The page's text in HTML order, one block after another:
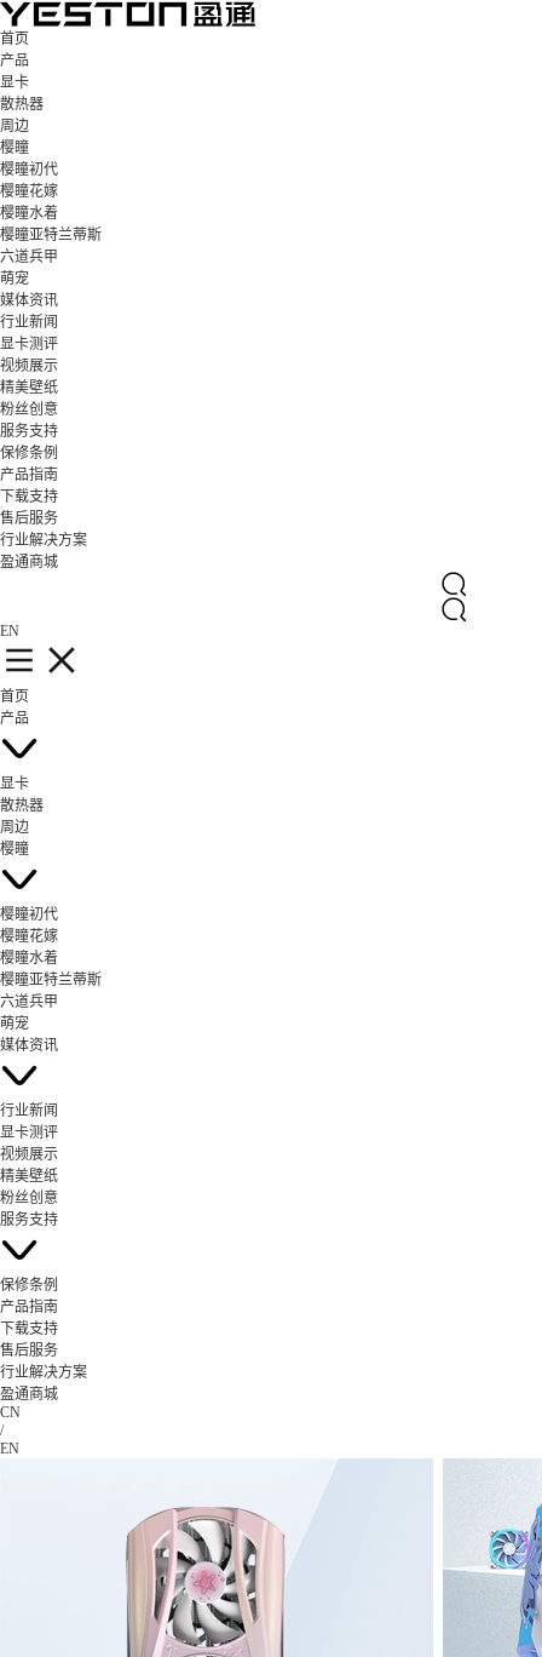
首页
产品
显卡
散热器
周边
樱瞳
樱瞳初代
樱瞳花嫁
樱瞳水着
樱瞳亚特兰蒂斯
六道兵甲
萌宠
媒体资讯
行业新闻
显卡测评
视频展示
精美壁纸
粉丝创意
服务支持
保修条例
产品指南
下载支持
售后服务
行业解决方案
盈通商城
EN
首页
产品
显卡
散热器
周边
樱瞳
樱瞳初代
樱瞳花嫁
樱瞳水着
樱瞳亚特兰蒂斯
六道兵甲
萌宠
媒体资讯
行业新闻
显卡测评
视频展示
精美壁纸
粉丝创意
服务支持
保修条例
产品指南
下载支持
售后服务
行业解决方案
盈通商城
CN
/
EN